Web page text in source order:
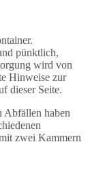
pünktlich,
wird von
Hinweise zur
dieser Seite.
Abfällen haben
zwei Kammern